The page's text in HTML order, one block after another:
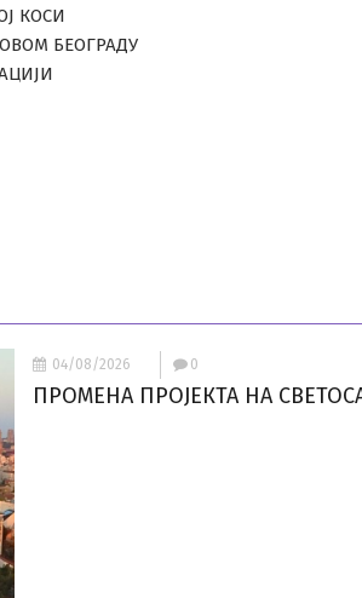
КОСИ
БЕОГРАДУ
04/08/2026 0
ПРОМЕНА ПРОЈЕКТА НА